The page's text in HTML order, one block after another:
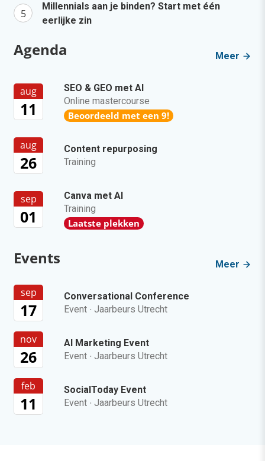
Millennials aan je binden? Start met één
eerlijke zin
Agenda Meer
aug
11
SEO & GEO met AI
Online mastercourse
Beoordeeld met een 9!
aug
26
Content repurposing
Training
sep
01
Canva met AI
Training
Laatste plekken
Events Meer
sep
17
Conversational Conference
Event · Jaarbeurs Utrecht
nov
26
AI Marketing Event
Event · Jaarbeurs Utrecht
feb
11
SocialToday Event
Event · Jaarbeurs Utrecht